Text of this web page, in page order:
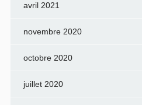
avril 2021
novembre 2020
octobre 2020
juillet 2020